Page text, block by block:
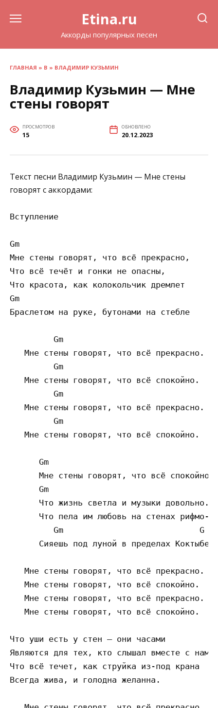
Etina.ru
Аккорды популярных песен
ГЛАВНАЯ » В » ВЛАДИМИР КУЗЬМИН
Владимир Кузьмин — Мне
стены говорят
ПРОСМОТРОВ
15
ОБНОВЛЕНО
20.12.2023
Текст песни Владимир Кузьмин — Мне стены
говорят с аккордами:
Вступление
Gm
Мне стены говорят, что всё прекрасно,
Что всё течёт и гонки не опасны,
Что красота, как колокольчик дремлет
Gm
Браслетом на руке, бутонами на стебле
         Gm
   Мне стены говорят, что всё прекрасно.
         Gm
   Мне стены говорят, что всё спокойно.
         Gm
   Мне стены говорят, что всё прекрасно.
         Gm
   Мне стены говорят, что всё спокойно.
      Gm
      Мне стены говорят, что всё спокойно,
      Gm
      Что жизнь светла и музыки довольно.
Что пела им любовь на стенах рифмо-
         Gm                            G
Сияешь под луной в пределах
   Мне стены говорят, что всё прекрасно.
   Мне стены говорят, что всё спокойно.
   Мне стены говорят, что всё прекрасно.
   Мне стены говорят, что всё спокойно.
Что уши есть у стен — они часами
Являются для тех, кто слышал вместе с
Что всё течет, как струйка из-под крана
Всегда жива, и голодна желанна.